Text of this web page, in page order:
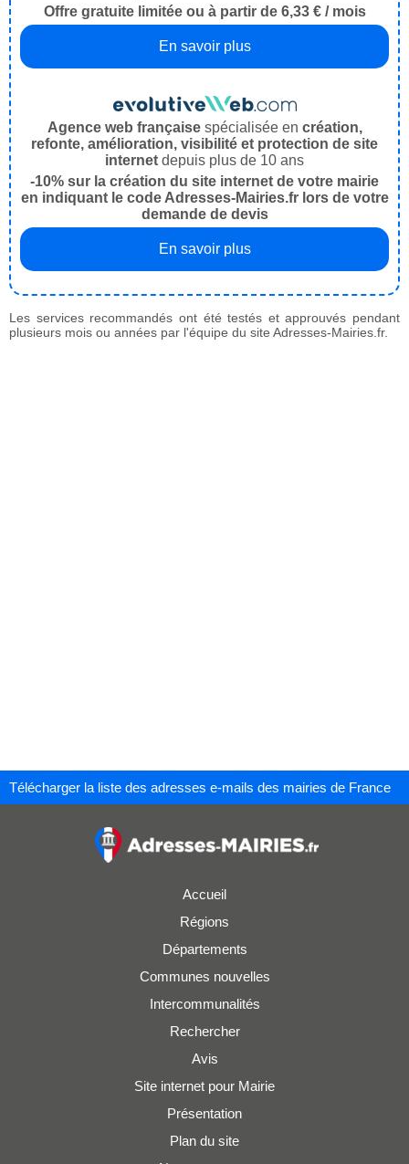
Offre gratuite limitée ou à partir de 6,33 € / mois
En savoir plus
Agence web françaisespécialisée en création,
refonte, amélioration, visibilité et protection de site
internet depuis plus de 10 ans
-10% sur la création du site internet de votre mairie
en indiquant le code Adresses-Mairies.fr lors de votre
demande de devis
En savoir plus
Les services recommandés ont été testés et approuvés pendant
plusieurs mois ou années par l'équipe du site Adresses-Mairies.fr.
Télécharger la liste des adresses e-mails des mairies de France
Accueil
Régions
Départements
Communes nouvelles
Intercommunalités
Rechercher
Avis
Site internet pour Mairie
Présentation
Plan du site